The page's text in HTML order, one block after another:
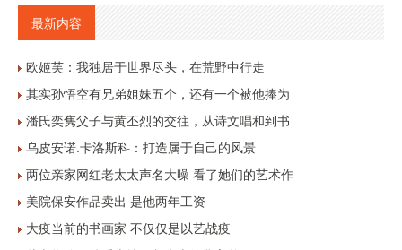
最新内容
欧姬芙：我独居于世界尽头，在荒野中行走
其实孙悟空有兄弟姐妹五个，还有一个被他捧为
潘氏奕隽父子与黄丕烈的交往，从诗文唱和到书
乌皮安诺.卡洛斯科：打造属于自己的风景
两位亲家网红老太太声名大噪 看了她们的艺术作
美院保安作品卖出 是他两年工资
大疫当前的书画家 不仅仅是以艺战疫